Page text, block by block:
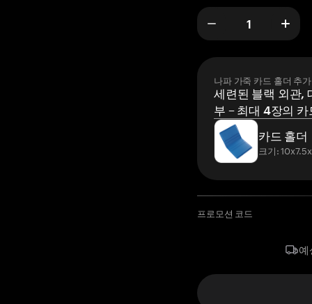
나파 가죽 카드 홀더 추가
세련된 블랙 외관,
부 – 최대 4장의
카드 홀더
크기:
프로모션 코드
예